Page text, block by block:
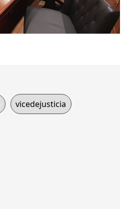
vicedejusticia